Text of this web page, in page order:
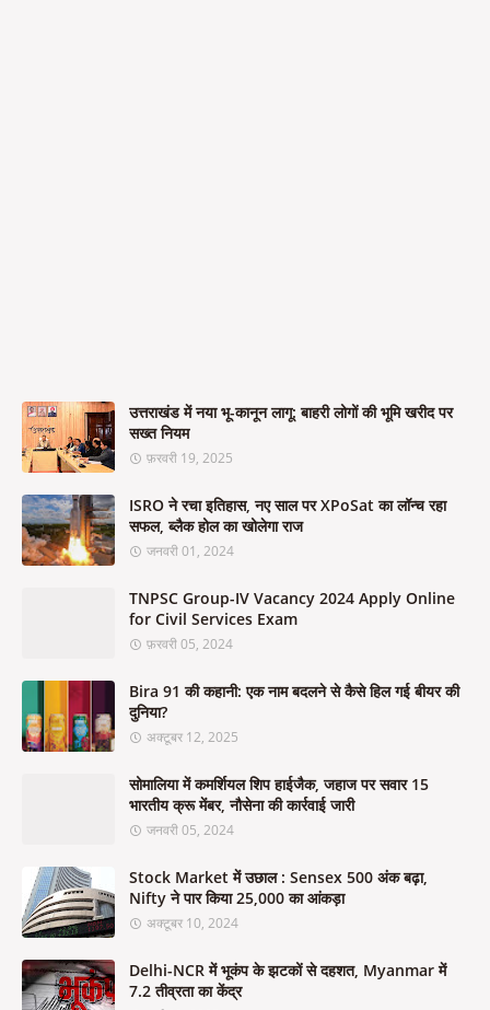
उत्तराखंड में नया भू-कानून लागू: बाहरी लोगों की भूमि खरीद पर
सख्त नियम
फ़रवरी 19, 2025
ISRO ने रचा इतिहास, नए साल पर XPoSat का लॉन्च रहा
सफल, ब्लैक होल का खोलेगा राज
जनवरी 01, 2024
TNPSC Group-IV Vacancy 2024 Apply Online
for Civil Services Exam
फ़रवरी 05, 2024
Bira 91 की कहानी: एक नाम बदलने से कैसे हिल गई बीयर की
दुनिया?
अक्टूबर 12, 2025
सोमालिया में कमर्शियल शिप हाईजैक, जहाज पर सवार 15
भारतीय क्रू मेंबर, नौसेना की कार्रवाई जारी
जनवरी 05, 2024
Stock Market में उछाल : Sensex 500 अंक बढ़ा,
Nifty ने पार किया 25,000 का आंकड़ा
अक्टूबर 10, 2024
Delhi-NCR में भूकंप के झटकों से दहशत, Myanmar में
7.2 तीव्रता का केंद्र